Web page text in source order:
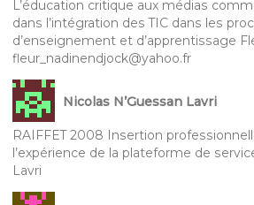
L’éducation critique aux médias
dans l’intégration des TIC dans les
d’enseignement et d’apprentissage
fleur_nadinendjock@yahoo.fr
Nicolas N’Guessan Lavri
RAIFFET 2008 Insertion
l’expérience de la plateforme de
Lavri